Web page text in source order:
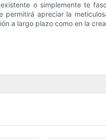
o simplemente te
apreciar la
a largo plazo como en la